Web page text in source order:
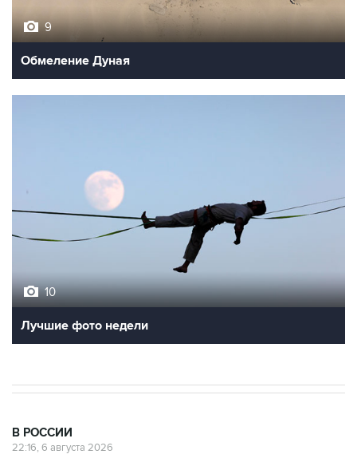
9
Обмеление Дуная
10
Лучшие фото недели
В РОССИИ
22:16, 6 августа 2026